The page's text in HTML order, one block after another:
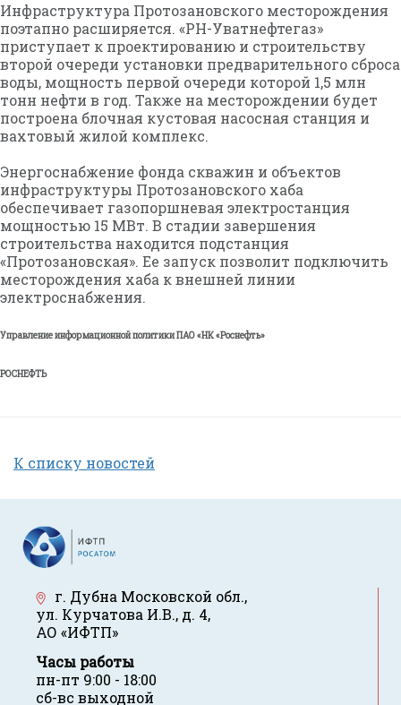
Инфраструктура Протозановского месторождения
поэтапно расширяется. «РН-Уватнефтегаз»
приступает к проектированию и строительству
второй очереди установки предварительного сброса
воды, мощность первой очереди которой 1,5 млн
тонн нефти в год. Также на месторождении будет
построена блочная кустовая насосная станция и
вахтовый жилой комплекс.
Энергоснабжение фонда скважин и объектов
инфраструктуры Протозановского хаба
обеспечивает газопоршневая электростанция
мощностью 15 МВт. В стадии завершения
строительства находится подстанция
«Протозановская». Ее запуск позволит подключить
месторождения хаба к внешней линии
электроснабжения.
Управление информационной политики ПАО «НК «Роснефть»
РОСНЕФТЬ
К списку новостей
г. Дубна Московской обл.,
ул. Курчатова И.В., д. 4,
АО «ИФТП»
Часы работы
пн-пт 9:00 - 18:00
сб-вс выходной